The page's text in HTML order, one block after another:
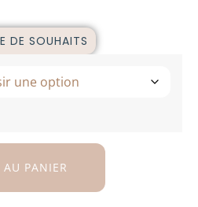
DE SOUHAITS
AU PANIER